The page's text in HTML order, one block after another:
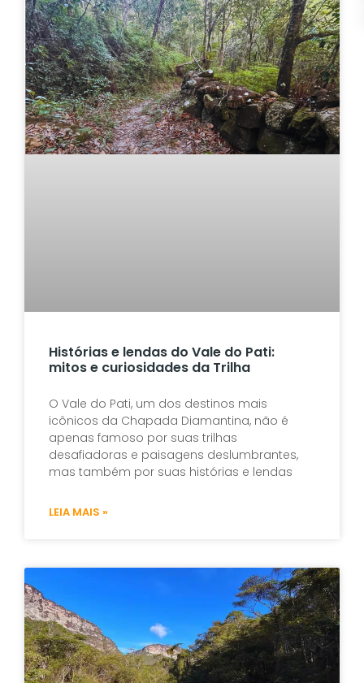
Histórias e lendas do Vale do Pati:
mitos e curiosidades da Trilha
O Vale do Pati, um dos destinos mais
icônicos da Chapada Diamantina, não é
apenas famoso por suas trilhas
desafiadoras e paisagens deslumbrantes,
mas também por suas histórias e lendas
LEIA MAIS »